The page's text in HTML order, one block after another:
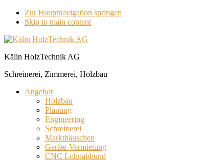
Zur Hauptnavigation springen
Skip to main content
Kälin HolzTechnik AG
Schreinerei, Zimmerei, Holzbau
Angebot
Holzbau
Planung
Engineering
Schreinerei
Markthäuschen
Geräte-Vermietung
CNC Lohnabbund